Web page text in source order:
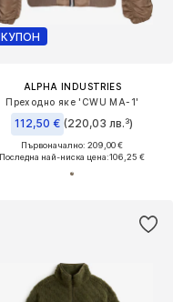
КУПОН
ALPHA INDUSTRIES
Преходно яке 'CWU MA-1'
112,50 € (220,03 лв.³)
Първоначално: 209,00 €
Последна най-ниска цена:106,25 €